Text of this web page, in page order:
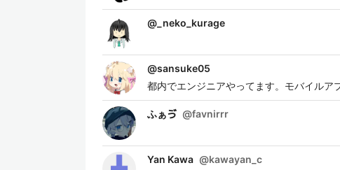
@ _neko_kurage
@sansuke05
都内でエンジニアやってます。モバイルア
ふぁゔ @favnirrr
Yan Kawa @kawayan_c